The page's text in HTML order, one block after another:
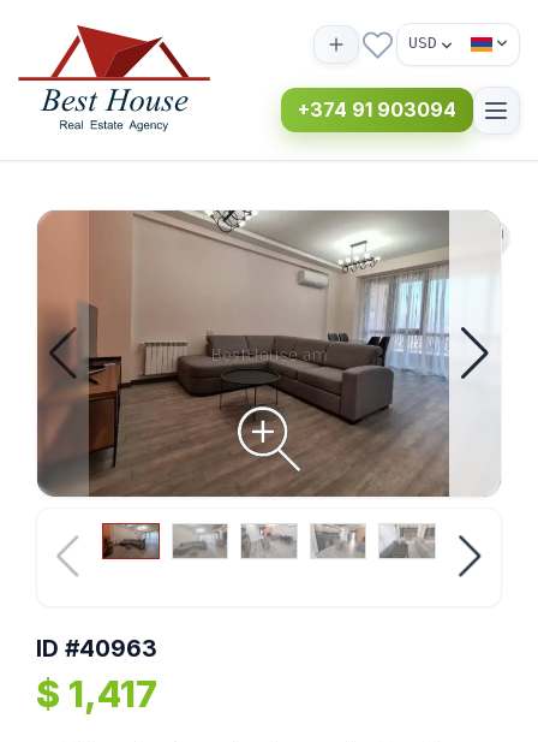
USD
+374 91 903094
ID #40963
$ 1,417